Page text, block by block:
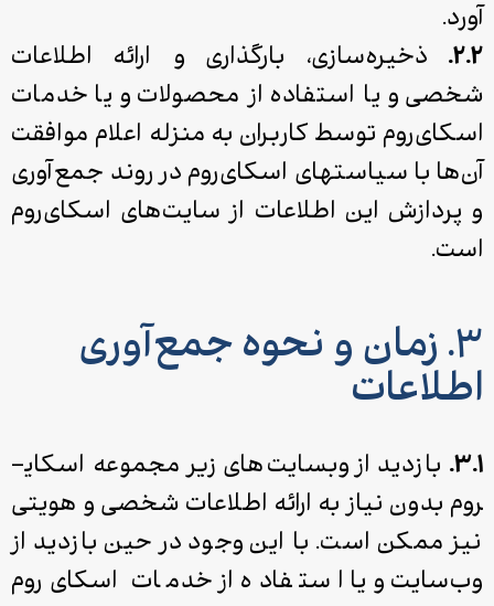
‌آورد.
۲.۲.
ذخیره‌سازی، بارگذاری و ارائه اطلاعات
شخصی و یا استفاده از محصولات و یا خدمات
اسکای‌روم توسط کاربران به منزله اعلام موافقت
آن‌ها با سیاست­های اسکای­‌روم در روند جمع‌آوری
و پردازش این اطلاعات از سایت‌های اسکای­‌روم
است.
۳. زمان و نحوه جمع‌آوری
اطلاعات
۳.۱.بازدید از وب­سایت‌های زیر مجموعه اسکای­
روم بدون نیاز به ارائه اطلاعات شخصی و هویتی
نیز ممکن است. با این وجود در حین بازدید از
وب‌سایت و یا استفاده از خدمات اسکای‌روم